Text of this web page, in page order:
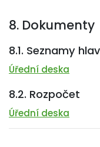
8. Dokumenty
8.1. Seznamy
Úřední deska
8.2. Rozpočet
Úřední deska